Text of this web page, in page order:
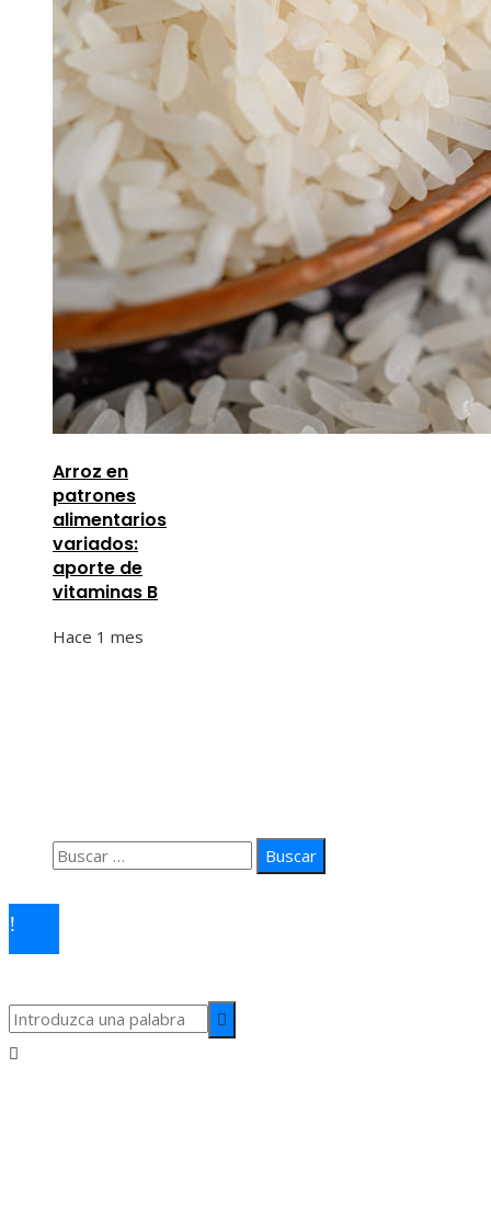
Arroz en
patrones
alimentarios
variados:
aporte de
vitaminas B
Hace 1 mes
Buscar: